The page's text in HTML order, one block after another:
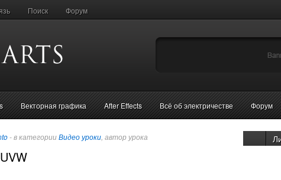
Поиск Форум
Векторная графика After Effects Всё об электричестве Форум
- в категорииВидео уроки , автор урока